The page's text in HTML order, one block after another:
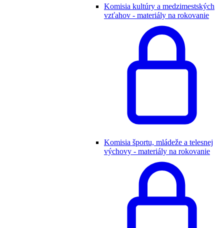
Komisia kultúry a medzimestských
vzťahov - materiály na rokovanie
Komisia športu, mládeže a telesnej
výchovy - materiály na rokovanie